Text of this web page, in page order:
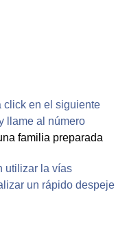
click en el siguiente
llame al número
familia preparada
utilizar la vías
un rápido despeje